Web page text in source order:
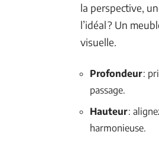
la perspective,
l’idéal ? Un
visuelle.
Profondeur:
passage.
Hauteur:
harmonieuse.